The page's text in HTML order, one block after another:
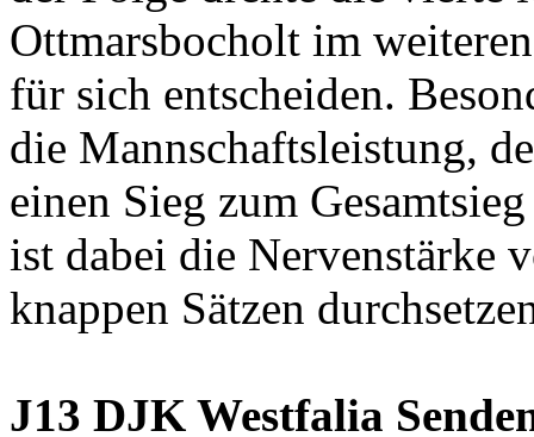
Ottmarsbocholt im
für sich entscheiden.
die Mannschaftsleistung,
einen Sieg zum
ist dabei die Nervenstärke
knappen Sätzen
J13 DJK Westfalia